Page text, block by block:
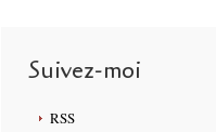
Suivez-moi
RSS